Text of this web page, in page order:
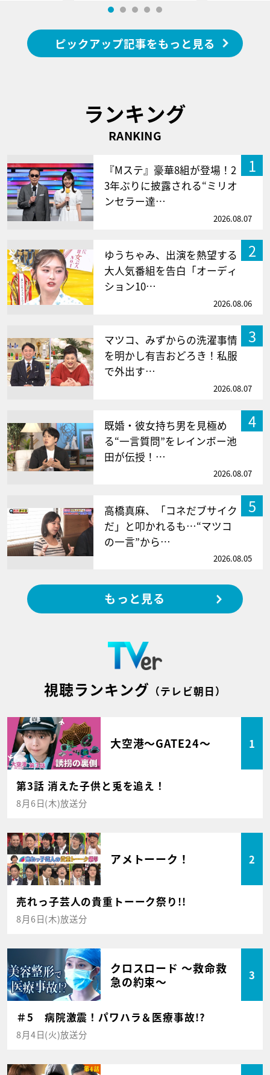
ピックアップ記事をもっと見る
ランキング
RANKING
1
『Mステ』豪華8組が登場！2
3年ぶりに披露される“ミリオ
ンセラー達…
2026.08.07
2
ゆうちゃみ、出演を熱望する
大人気番組を告白「オーディ
ション10…
2026.08.06
3
マツコ、みずからの洗濯事情
を明かし有吉おどろき！私服
で外出す…
2026.08.07
4
既婚・彼女持ち男を見極め
る“一言質問”をレインボー池
田が伝授！…
2026.08.07
5
高橋真麻、「コネだブサイク
だ」と叩かれるも…“マツコ
の一言”から…
2026.08.05
もっと見る
視聴ランキング （テレビ朝日）
大空港～GATE24～ 1
第3話 消えた子供と兎を追え！
8月6日(木)放送分
アメトーーク！ 2
売れっ子芸人の貴重トーーク祭り!!
8月6日(木)放送分
クロスロード ～救命救
急の約束～
3
＃5 病院激震！パワハラ＆医療事故!?
8月4日(火)放送分